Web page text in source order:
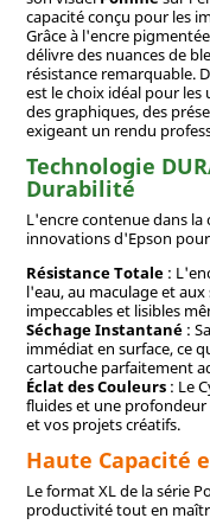
capacité conçu pour les
Grâce à l'encre pigmentée
délivre des nuances de
résistance remarquable.
est le choix idéal pour
des graphiques, des
exigeant un rendu
Technologie
Durabilité
L'encre contenue dans la
innovations d'Epson
Résistance Totale:
l'eau, au maculage et
impeccables et lisibles
Séchage Instantané:
immédiat en surface, ce
cartouche parfaitement
Éclat des Couleurs: Le
fluides et une
et vos projets créatifs.
Haute Capacité
Le format XL de la série
productivité tout en